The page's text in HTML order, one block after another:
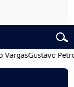
Gustavo Petro